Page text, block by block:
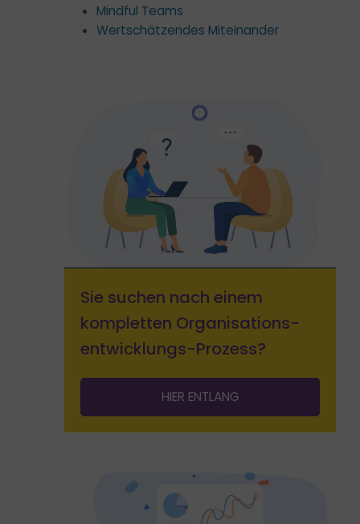
Mindful Teams
Wertschätzendes Miteinander
Sie suchen nach einem
kompletten Organisations­
entwicklungs-Prozess?
HIER ENTLANG